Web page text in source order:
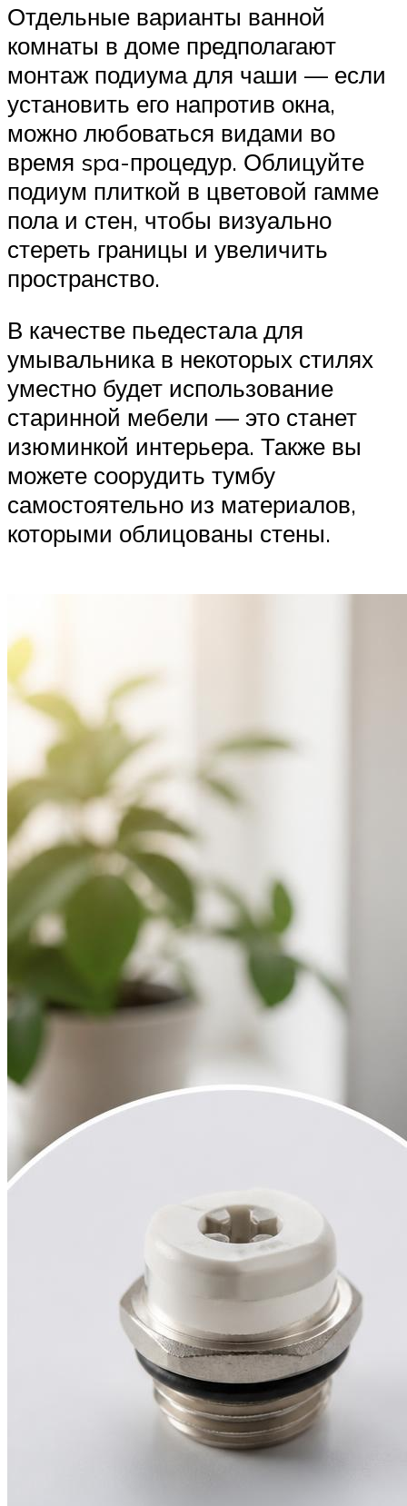
Отдельные варианты ванной
комнаты в доме предполагают
монтаж подиума для чаши — если
установить его напротив окна,
можно любоваться видами во
время spa-процедур. Облицуйте
подиум плиткой в цветовой гамме
пола и стен, чтобы визуально
стереть границы и увеличить
пространство.
В качестве пьедестала для
умывальника в некоторых стилях
уместно будет использование
старинной мебели — это станет
изюминкой интерьера. Также вы
можете соорудить тумбу
самостоятельно из материалов,
которыми облицованы стены.